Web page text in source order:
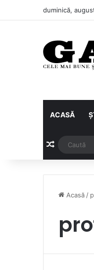
duminică,
ACASĂ
Articol
Acasă /